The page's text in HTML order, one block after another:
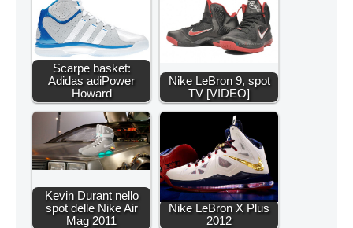
Scarpe basket:
Adidas adiPower
Howard
Nike LeBron 9, spot
TV [VIDEO]
Kevin Durant nello
spot delle Nike Air
Mag 2011
Nike LeBron X Plus
2012